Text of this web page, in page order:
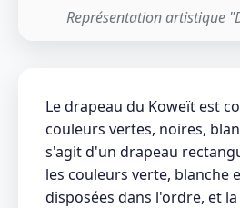
Représentation artistique
Le drapeau du Koweït est
couleurs vertes, noires,
s'agit d'un drapeau
les couleurs verte, blanche
disposées dans l'ordre, et